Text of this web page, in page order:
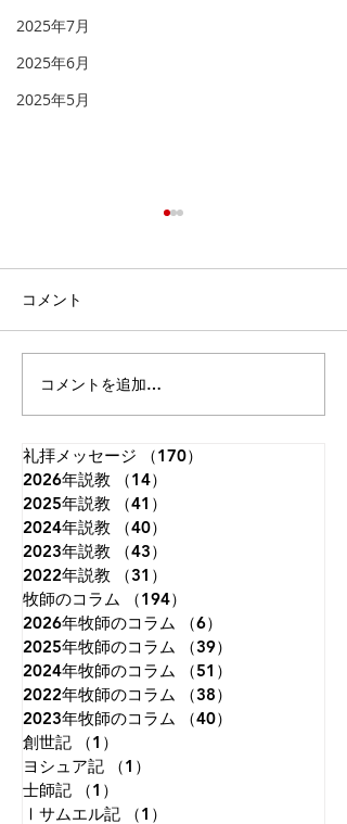
2025年7月
2025年6月
2025年5月
「 人とは何ものなのでしょ
う。あなたが心に留められる
とは。人のとはいったい何も
のなのでしょう。あなたが顧
と隣人とを愛して生きるよう
に造られました。しかし、私
たちは視線を自分自身にだけ
集中させがちです。本来、人
は天を見上げて生きるように
造られているのに、地上のこ
とに埋もれて生きてしまうこ
とが、苦しみもがく原因の一
つです。天に視線を向けると
は、す
コメント
コメントを追加…
礼拝メッセージ （170）
2026年説教
（14）
2025年説教
（41）
2024年説教
（40）
2023年説教
（43）
2022年説教
（31）
牧師のコラム
（194）
2026年牧師のコラム
（6）
2025年牧師のコラム
（39）
2024年牧師のコラム
（51）
2022年牧師のコラム
（38）
2023年牧師のコラム
（40）
創世記
（1）
ヨシュア記
（1）
士師記
（1）
Ⅰサムエル記
（1）